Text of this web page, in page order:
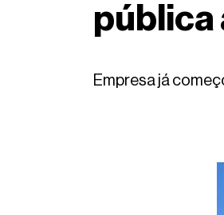
pública
Empresa já